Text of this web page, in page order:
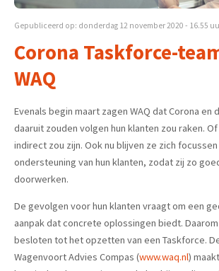
Gepubliceerd op: donderdag 12 november 2020 - 16.55
Corona Taskforce-
WAQ
Evenals begin maart zagen WAQ dat Corona en
daaruit zouden volgen hun klanten zou raken.
indirect zou zijn. Ook nu blijven ze zich
ondersteuning van hun klanten, zodat zij zo
doorwerken.
De gevolgen voor hun klanten vraagt om een
aanpak dat concrete oplossingen biedt.
besloten tot het opzetten van een Taskforce.
Wagenvoort Advies Compas (www.waq.nl)